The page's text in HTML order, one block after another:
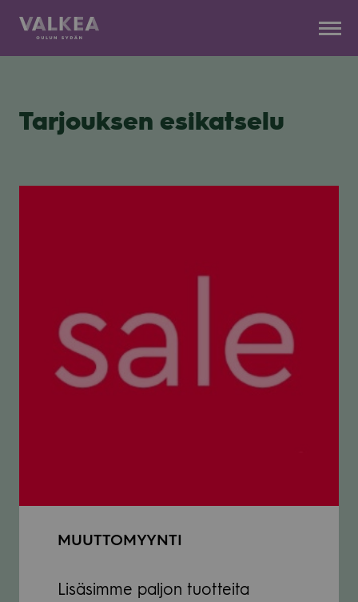
Tarjouksen esikatselu
MUUTTOMYYNTI
Lisäsimme paljon tuotteita